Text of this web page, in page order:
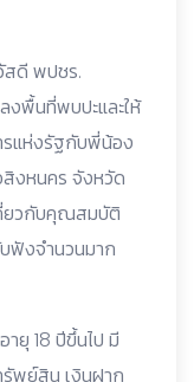
สดี พปชร.
งพื้นที่พบปะและให้
รแห่งรัฐกับพี่น้อง
สิงหนคร จังหวัด
กี่ยวกับคุณสมบัติ
ฟังจำนวนมาก
ายุ 18 ปีขึ้นไป มี
รัพย์สิน เงินฝาก